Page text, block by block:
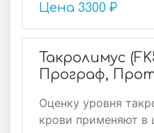
Цена 3300 ₽
Такролимус
Програф,
Оценку уровня
крови применяют в